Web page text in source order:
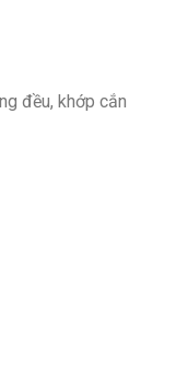
đều, khớp cắn